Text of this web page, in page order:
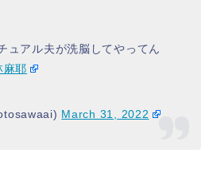
ュアル夫が洗脳してやってん
麻耶
March 31, 2022